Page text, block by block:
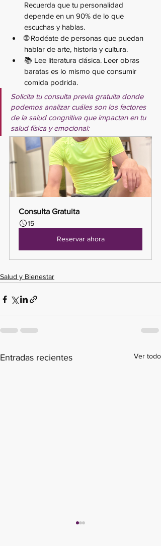
Recuerda que tu personalidad
depende en un 90% de lo que
escuchas y hablas.
🌐 Rodéate de personas que puedan
hablar de arte, historia y cultura.
📚 Lee literatura clásica. Leer obras
baratas es lo mismo que consumir
comida podrida.
Solicita tu consulta previa gratuita donde
podemos analizar cuáles son los factores
de la salud congnitiva que impactan en tu
salud física y emocional:
Consulta Gratuita
15
Reservar ahora
Salud y Bienestar
Entradas recientes Ver todo